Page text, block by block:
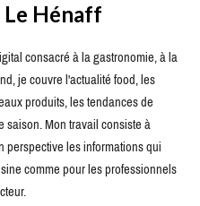
Le Hénaff
consacré à la gastronomie, à la
je couvre l'actualité food, les
produits, les tendances de
Mon travail consiste à
les informations qui
comme pour les professionnels